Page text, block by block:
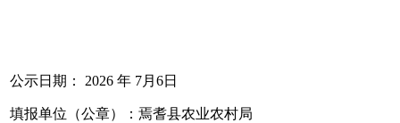
公示日期： 2026 年 7月6日
填报单位（公章）：焉耆县农业农村局